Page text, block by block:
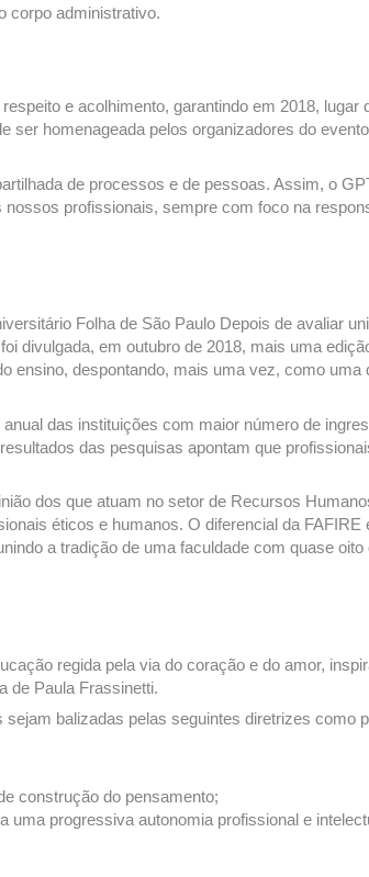
corpo administrativo.
e acolhimento, garantindo em 2018,
homenageada pelos organizadores do
de processos e de pessoas. Assim, o
profissionais, sempre com foco na
Folha de São Paulo Depois de avaliar
divulgada, em outubro de 2018, mais uma
ensino, despontando, mais uma vez, como
das instituições com maior número de
das pesquisas apontam que
dos que atuam no setor de Recursos
éticos e humanos. O diferencial da
a tradição de uma faculdade com quase
regida pela via do coração e do amor,
de Paula Frassinetti.
balizadas pelas seguintes diretrizes como
construção do pensamento;
progressiva autonomia profissional e